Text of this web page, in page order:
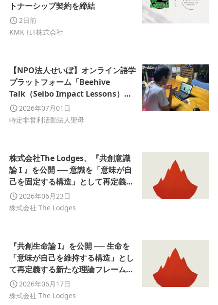
トナーシップ契約を締結
2日前
KMK FIT株式会社
【NPO法人せいぼ】オンライン語学
プラットフォーム「Beehive
Talk（Seibo Impact Lessons）」
を開始。
2026年07月01日
特定非営利活動法人聖母
株式会社The Lodges、『共創意識
論 I 』を公開 ── 意識を「意味が自
己を固定する構造」として再定義す
る新たな理論フレームを提示
2026年06月23日
株式会社 The Lodges
『共創生命論 I』を公開 ── 生命を
「意味が自己を維持する構造」とし
て再定義する新たな理論フレームを
提示2026年06月17日
株式会社 The Lodges